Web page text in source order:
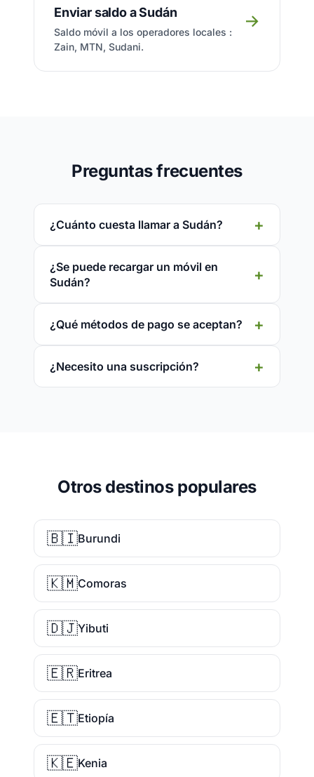
Enviar saldo a Sudán
Saldo móvil a los operadores locales :
Zain, MTN, Sudani.
→
Preguntas frecuentes
¿Cuánto cuesta llamar a Sudán?
¿Se puede recargar un móvil en
Sudán?
¿Qué métodos de pago se aceptan?
¿Necesito una suscripción?
Otros destinos populares
🇧🇮Burundi
🇰🇲Comoras
🇩🇯Yibuti
🇪🇷Eritrea
🇪🇹Etiopía
🇰🇪Kenia